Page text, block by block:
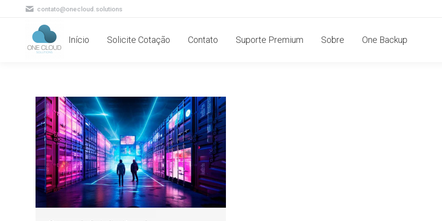
contato@onecloud.solutions
Início Solicite Cotação Contato Suporte Premium Sobre One Backup